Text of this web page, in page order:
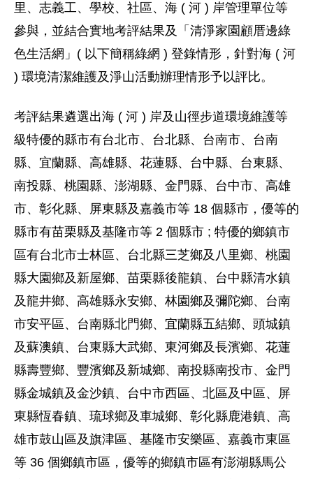
里、志義工、學校、社區、海 ( 河 ) 岸管理單位等
參與，並結合實地考評結果及「清淨家園顧厝邊綠
色生活網」( 以下簡稱綠網 ) 登錄情形，針對海 ( 河
) 環境清潔維護及淨山活動辦理情形予以評比。
考評結果遴選出海 ( 河 ) 岸及山徑步道環境維護等
級特優的縣市有台北市、台北縣、台南市、台南
縣、宜蘭縣、高雄縣、花蓮縣、台中縣、台東縣、
南投縣、桃園縣、澎湖縣、金門縣、台中市、高雄
市、彰化縣、屏東縣及嘉義市等 18 個縣市，優等的
縣市有苗栗縣及基隆市等 2 個縣市 ; 特優的鄉鎮市
區有台北市士林區、台北縣三芝鄉及八里鄉、桃園
縣大園鄉及新屋鄉、苗栗縣後龍鎮、台中縣清水鎮
及龍井鄉、高雄縣永安鄉、林園鄉及彌陀鄉、台南
市安平區、台南縣北門鄉、宜蘭縣五結鄉、頭城鎮
及蘇澳鎮、台東縣大武鄉、東河鄉及長濱鄉、花蓮
縣壽豐鄉、豐濱鄉及新城鄉、南投縣南投市、金門
縣金城鎮及金沙鎮、台中市西區、北區及中區、屏
東縣恆春鎮、琉球鄉及車城鄉、彰化縣鹿港鎮、高
雄市鼓山區及旗津區、基隆市安樂區、嘉義市東區
等 36 個鄉鎮市區，優等的鄉鎮市區有澎湖縣馬公